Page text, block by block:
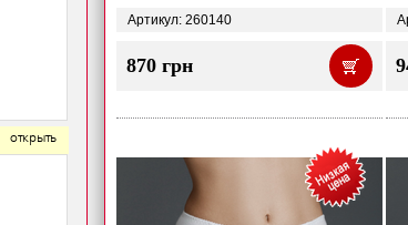
открыть
Артикул: 260140
870 грн